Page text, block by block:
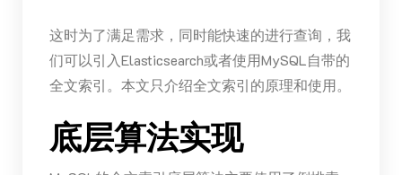
这时为了满足需求，同时能快速的进行查询，我
们可以引入Elasticsearch或者使用MySQL自带的
全文索引。本文只介绍全文索引的原理和使用。
底层算法实现